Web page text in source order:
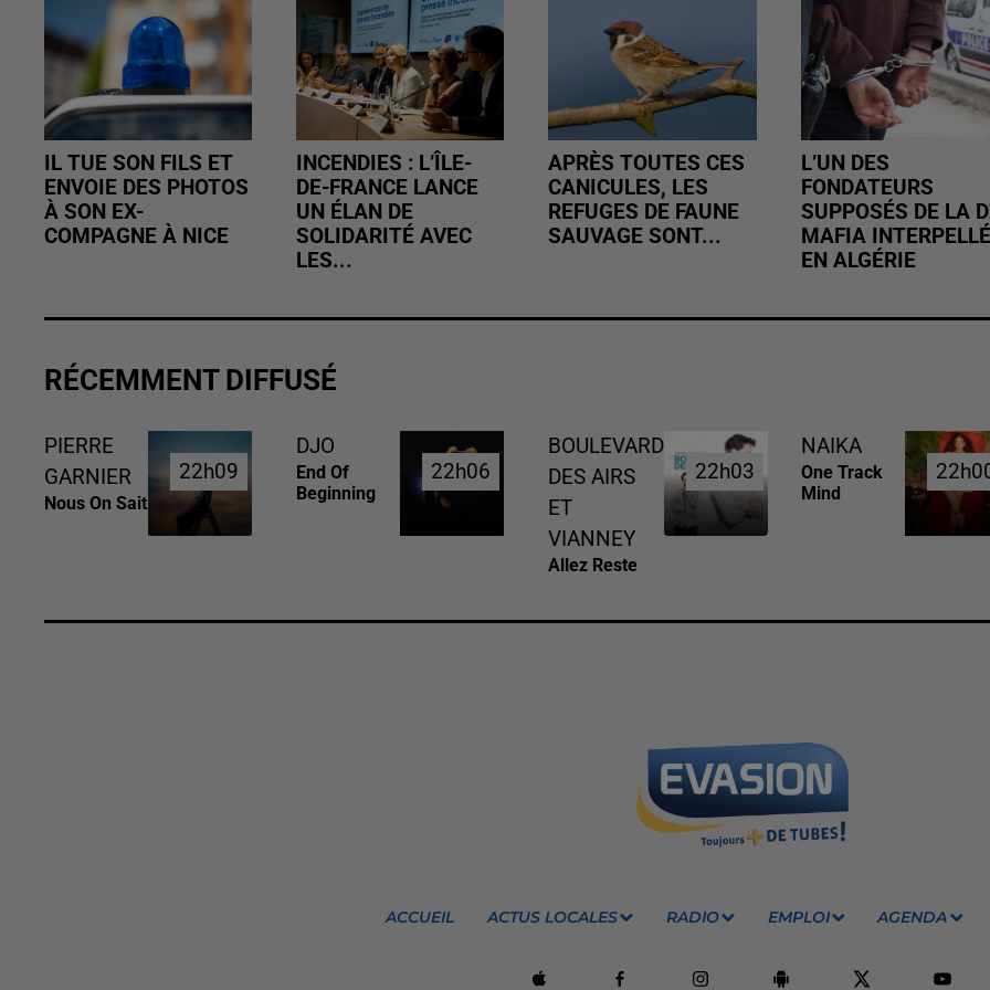
IL TUE SON FILS ET
ENVOIE DES PHOTOS
À SON EX-
COMPAGNE À NICE
INCENDIES : L’ÎLE-
DE-FRANCE LANCE
UN ÉLAN DE
SOLIDARITÉ AVEC
LES...
APRÈS TOUTES CES
CANICULES, LES
REFUGES DE FAUNE
SAUVAGE SONT...
L’UN DES
FONDATEURS
SUPPOSÉS DE LA
MAFIA INTERPELLÉ
EN ALGÉRIE
RÉCEMMENT DIFFUSÉ
PIERRE
GARNIER
Nous On Sait
22h09
22h09
DJO
End Of
Beginning
22h06
22h06
BOULEVARD
DES AIRS
ET
VIANNEY
Allez Reste
22h03
22h03
NAIKA
One Track
Mind
ACCUEIL ACTUS LOCALES RADIO EMPLOI AGENDA